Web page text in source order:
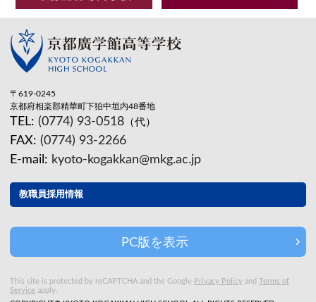
〒619-0245
京都府相楽郡精華町下狛中垣内48番地
TEL: (0774) 93-0518 （代）
FAX: (0774) 93-2266
E-mail: kyoto-kogakkan@mkg.ac.jp
教職員採用情報
PC版を表示
This site is protected by reCAPTCHA and the Google Privacy Policy and
Terms of
Service apply.